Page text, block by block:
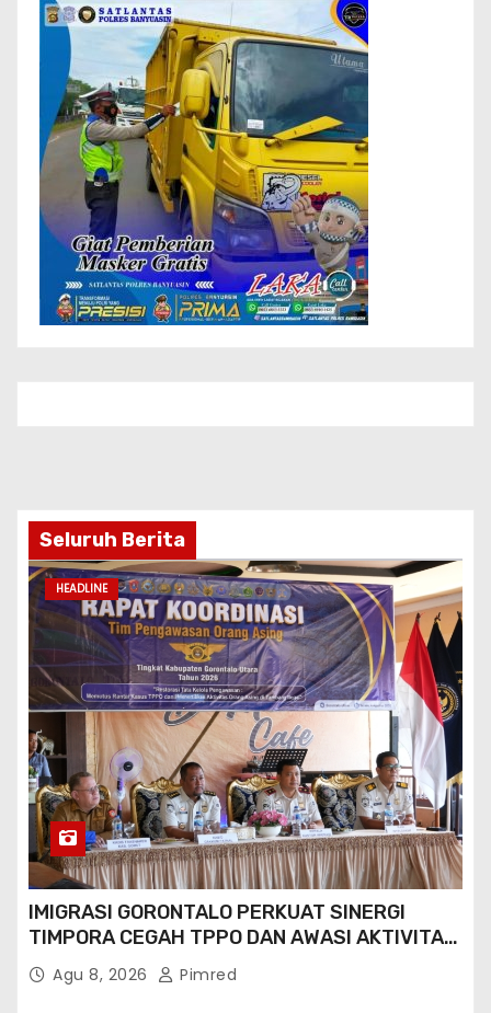
Seluruh Berita
HEADLINE
IMIGRASI GORONTALO PERKUAT SINERGI
TIMPORA CEGAH TPPO DAN AWASI AKTIVITAS
ORANG ASING DI GORONTALO UTARA
Agu 8, 2026 Pimred